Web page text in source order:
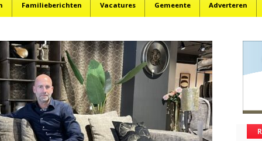
Familieberichten Vacatures Gemeente Adverteren